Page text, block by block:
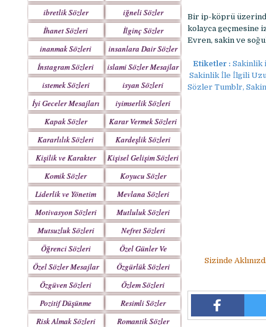
ibretlik Sözler
iğneli Sözler
İhanet Sözleri
İlginç Sözler
inanmak Sözleri
insanlara Dair Sözler
İnstagram Sözleri
islami Sözler Mesajlar
istemek Sözleri
isyan Sözleri
İyi Geceler Mesajları
iyimserlik Sözleri
Kapak Sözler
Karar Vermek Sözleri
Kararlılık Sözleri
Kardeşlik Sözleri
Kişilik ve Karakter
Sözleri
Kişisel Gelişim Sözleri
Komik Sözler
Koyucu Sözler
Liderlik ve Yönetim
Sözleri
Mevlana Sözleri
Motivasyon Sözleri
Mutluluk Sözleri
Mutsuzluk Sözleri
Nefret Sözleri
Öğrenci Sözleri
Özel Günler Ve
Haftalar
Özel Sözler Mesajlar
Özgürlük Sözleri
Özgüven Sözleri
Özlem Sözleri
Pozitif Düşünme
Sözleri
Resimli Sözler
Risk Almak Sözleri
Romantik Sözler
Bir ip-köprü
kolayca geçmesine
Evren, sakin ve
Etiketler : Sakinlik
Sakinlik İle İlgili
Sözler Tumblr,
Sizinde